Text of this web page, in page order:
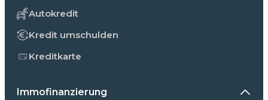
Autokredit
Kredit umschulden
Kreditkarte
Immofinanzierung